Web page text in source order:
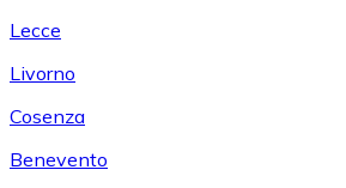
Lecce
Livorno
Cosenza
Benevento